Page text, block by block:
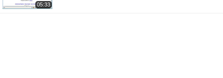
05:33